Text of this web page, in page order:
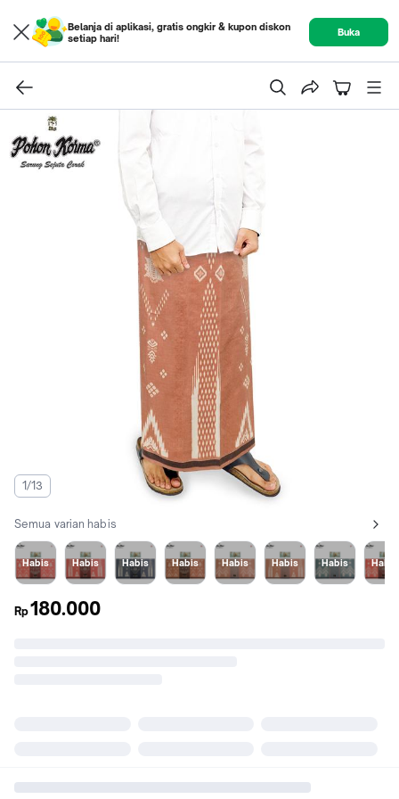
Belanja di aplikasi, gratis ongkir & kupon diskon
setiap hari!
Buka
1/13
Lihat semua variant:
Semua varian habis
Habis
1
Habis
2
Habis
3
Habis
4
Habis
5
Habis
6
Habis
7
Habis
8
Rp180.000